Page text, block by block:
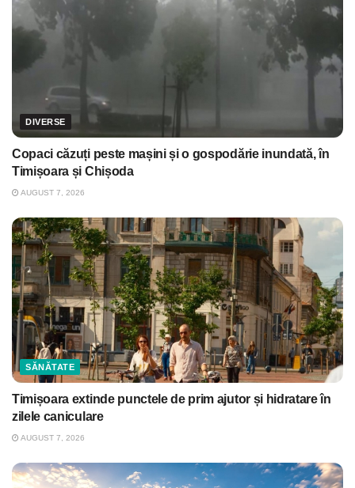
DIVERSE
Copaci căzuți peste mașini și o gospodărie inundată, în
Timișoara și Chișoda
AUGUST 7, 2026
SĂNĂTATE
Timișoara extinde punctele de prim ajutor și hidratare în
zilele caniculare
AUGUST 7, 2026